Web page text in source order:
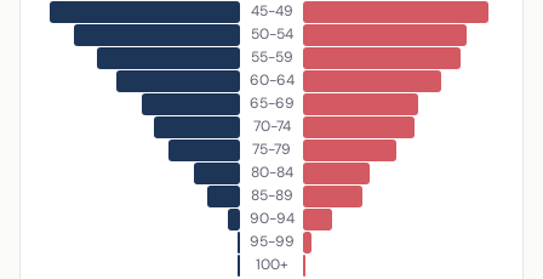
45-49
50-54
55-59
60-64
65-69
70-74
75-79
80-84
85-89
90-94
95-99
100+